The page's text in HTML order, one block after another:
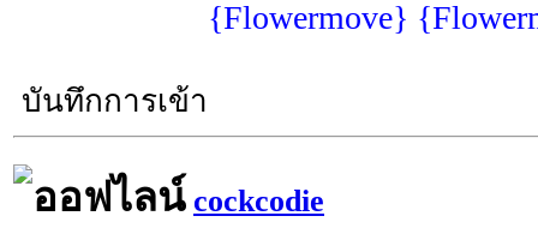
{Flowermove}
บันทึกการเข้า
cockcodie